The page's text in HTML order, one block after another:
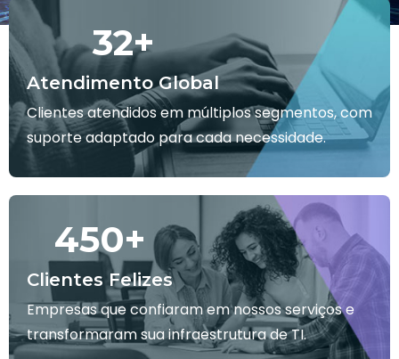
Atendimento Global
32+
Clientes atendidos em múltiplos segmentos, com
suporte adaptado para cada necessidade.
Clientes Felizes
450+
Empresas que confiaram em nossos serviços e
transformaram sua infraestrutura de TI.